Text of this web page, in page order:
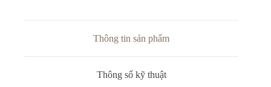
Thông tin sản phẩm
Thông số kỹ thuật